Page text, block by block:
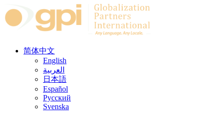
Skip to content
简体中文
English
العربية
日本語
Español
Русский
Svenska